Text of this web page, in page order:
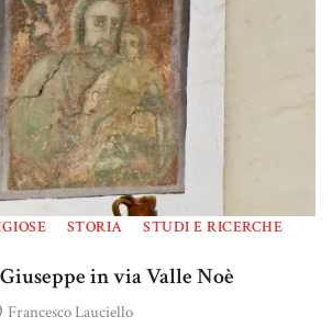
STORIA
STUDI E RICERCHE
in via Valle Noè
Francesco Lauciello